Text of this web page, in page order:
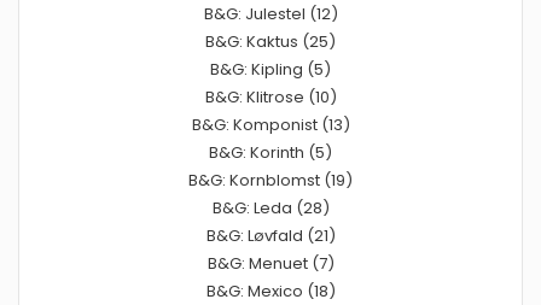
B&G: Julestel (12)
B&G: Kaktus (25)
B&G: Kipling (5)
B&G: Klitrose (10)
B&G: Komponist (13)
B&G: Korinth (5)
B&G: Kornblomst (19)
B&G: Leda (28)
B&G: Løvfald (21)
B&G: Menuet (7)
B&G: Mexico (18)